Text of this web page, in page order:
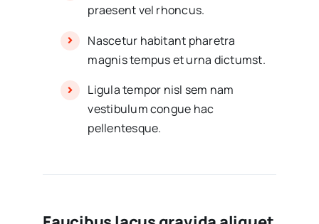
praesent vel rhoncus.
Nascetur habitant pharetra
magnis tempus et urna dictumst.
Ligula tempor nisl sem nam
vestibulum congue hac
pellentesque.